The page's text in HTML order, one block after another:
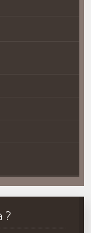
?